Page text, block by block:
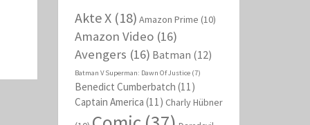
Akte X(18) Amazon Prime (10)
Amazon Video(16)
Avengers (16) Batman (12)
Batman V Superman: Dawn Of Justice(7)
Benedict Cumberbatch (11)
Captain America (11) Charly Hübner